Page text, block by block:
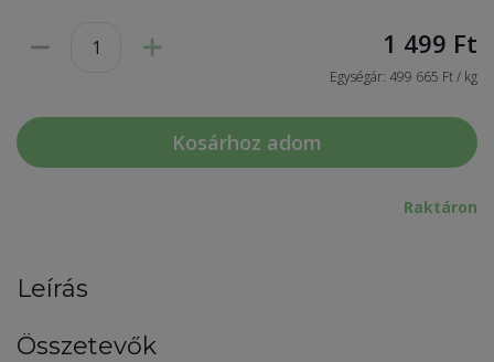
1 499 Ft
Egységár: 499 665 Ft / kg
Kosárhoz adom
Raktáron
Leírás
Összetevők